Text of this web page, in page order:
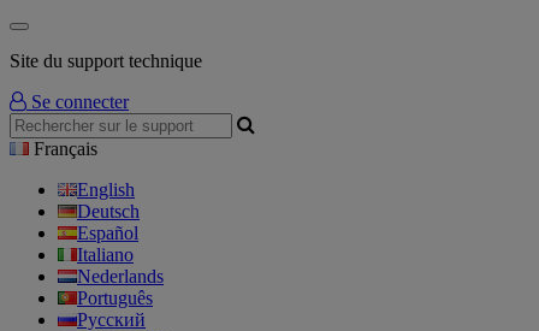
Site du support technique
Se connecter
Français
English
Deutsch
Español
Italiano
Nederlands
Português
Русский